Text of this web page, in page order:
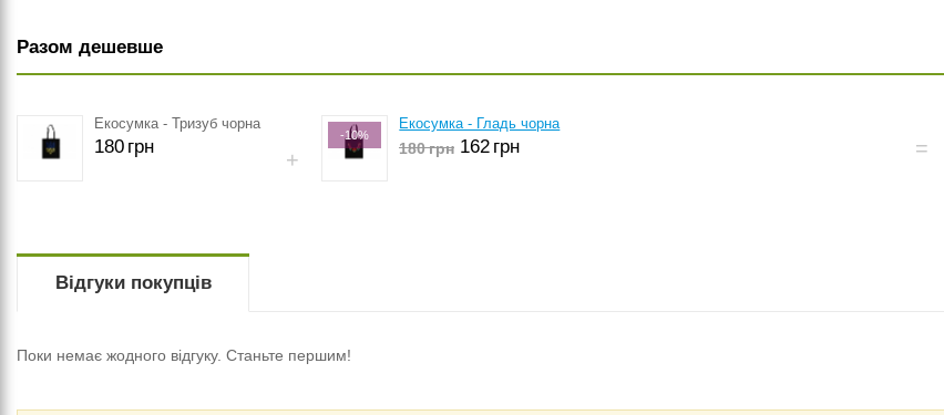
Разом дешевше
Екосумка - Тризуб чорна
180 грн
-10%
Екосумка - Гладь чорна
180грн 162 грн
Відгуки покупців
Поки немає жодного відгуку. Станьте першим!